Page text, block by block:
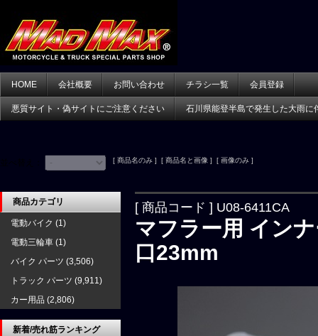
HOME 会社概要 お問い合わせ チラシ一覧 会員登録
悪質サイト・偽サイトにご注意ください 石川県能登半島で発生した大雨に
[ 商品名のみ ] [ 商品名と画像 ] [ 画像のみ ]
[ 商品コード ] U08-6411CA
マフラー用 イン
口23mm
商品カテゴリ
電動バイク (1)
電動三輪車 (1)
バイク パーツ (3,506)
トラック パーツ (9,911)
カー用品 (2,806)
新着/売れ筋ランキング